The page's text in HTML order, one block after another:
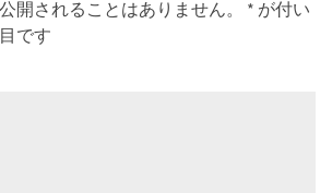
開されることはありません。 * が付い
です